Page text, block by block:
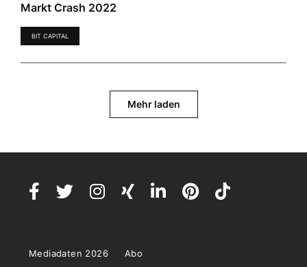
Markt Crash 2022
BIT CAPITAL
Mehr laden
Mediadaten 2026 Abo